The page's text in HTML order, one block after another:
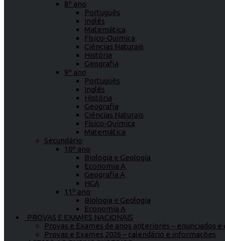
8º ano
Português
Inglês
Matemática
Físico-Química
Ciências Naturais
História
Geografia
9º ano
Português
Inglês
História
Geografia
Ciências Naturais
Físico-Química
Matemática
Secundário
10º ano
Biologia e Geologia
Economia A
Geografia A
HCA
11º ano
Biologia e Geologia
Economia A
PROVAS E EXAMES NACIONAIS
Provas e Exames de anos anteriores – enunciados
Provas e Exames 2026 – calendário e informações